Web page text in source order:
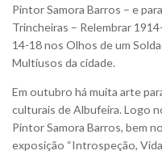
Pintor Samora Barros – e
Trincheiras – Relembrar
14-18 nos Olhos de um
Multiusos da cidade.
Em outubro há muita arte
culturais de Albufeira. Logo
Pintor Samora Barros, bem
exposição “Introspeção,